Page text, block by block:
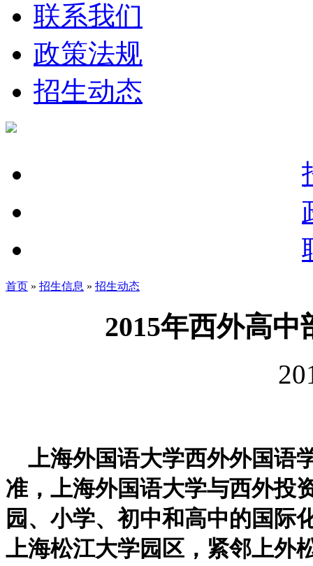
联系我们
政策法规
招生动态
首页 » 招生信息 » 招生动态
2015年西外高
上海外国语大学西外外国语
准，上海外国语大学与西外投
园、小学、初中和高中的国际
上海松江大学园区，紧邻上外